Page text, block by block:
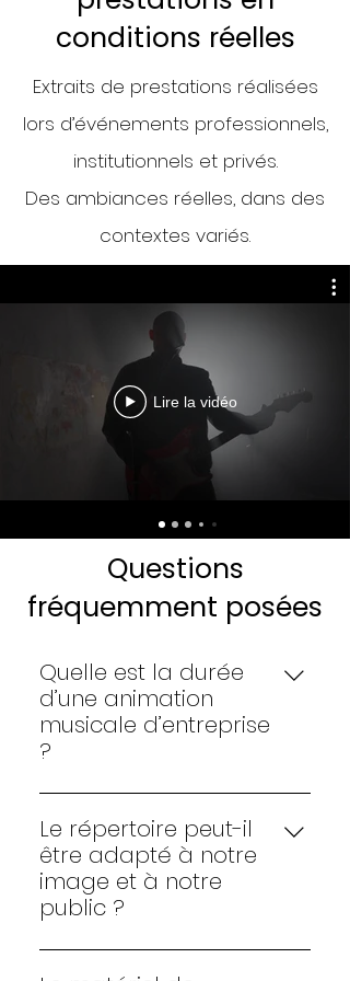
conditions réelles
Extraits de prestations réalisées
lors d’événements professionnels,
institutionnels et privés.
Des ambiances réelles, dans des
contextes variés.
Lire la vidéo
Questions
fréquemment posées
Quelle est la durée
d’une animation
musicale d’entreprise
?
La durée dépend du format de
votre événement. Elle peut
aller d’un temps d’accueil ou
de cocktail à une soirée
complète, avec des
déroulé et les moments clés.
Le répertoire peut-il
être adapté à notre
image et à notre
public ?
Oui. Le répertoire est défini en